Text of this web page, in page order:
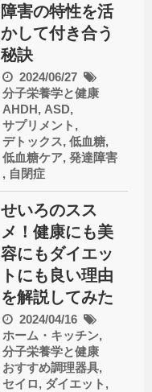
障害の特性を活
かして付き合う
秘訣
2024/06/27
分子栄養学と健康
AHDH, ASD,
サプリメント ,
デトックス, 低血糖,
低血糖ケア, 発達障害
, 自閉症
せいろのスス
メ！健康にも美
容にもダイエッ
トにも良い理由
を解説してみた
2024/04/16
ホーム・キッチン,
分子栄養学と健康
おすすめ調理器具,
セイロ, ダイエット ,